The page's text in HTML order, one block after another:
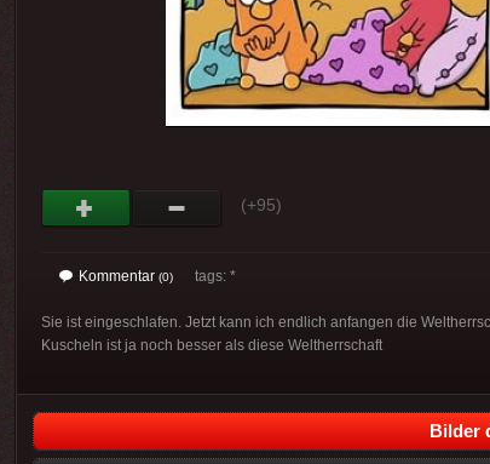
(+95)
Kommentar (0) tags: *
Sie ist eingeschlafen. Jetzt kann ich endlich anfangen die
Kuscheln ist ja noch besser als diese Weltherrschaft
Bilder